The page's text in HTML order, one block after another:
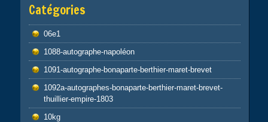
Catégories
06e1
1088-autographe-napoléon
1091-autographe-bonaparte-berthier-maret-brevet
1092a-autographes-bonaparte-berthier-maret-brevet-
thuillier-empire-1803
10kg